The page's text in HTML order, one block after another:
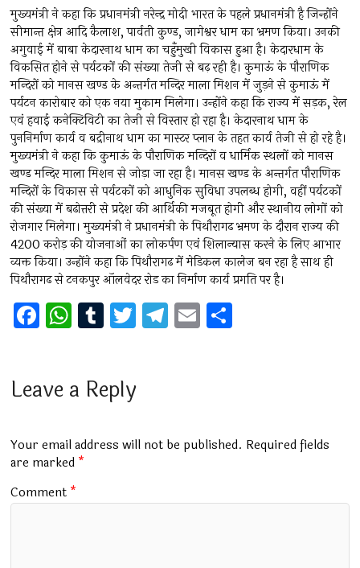
मुख्यमंत्री ने कहा कि प्रधानमंत्री नरेन्द्र मोदी भारत के पहले प्रधानमंत्री है जिन्होंने
सीमान्त क्षेत्र आदि कैलाश, पार्वती कुण्ड, जागेश्वर धाम का भ्रमण किया। उनकी
अगुवाई में बाबा केदारनाथ धाम का चहुँमुखी विकास हुआ है। केदारधाम के
विकसित होने से पर्यटकों की संख्या तेजी से बढ़ रही है। कुमाऊं के पौराणिक
मन्दिरों को मानस खण्ड के अन्तर्गत मन्दिर माला मिशन में जुड़ने से कुमाऊं में
पर्यटन कारोबार को एक नया मुकाम मिलेगा। उन्होंने कहा कि राज्य में सड़क, रेल
एवं हवाई कनेक्टिविटी का तेजी से विस्तार हो रहा है। केदारनाथ धाम के
पुननिर्माण कार्य व बद्रीनाथ धाम का मास्टर प्लान के तहत कार्य तेजी से हो रहे है।
मुख्यमंत्री ने कहा कि कुमाऊं के पौराणिक मन्दिरों व धार्मिक स्थलों को मानस
खण्ड मन्दिर माला मिशन से जोड़ा जा रहा है। मानस खण्ड के अन्तर्गत पौराणिक
मन्दिरों के विकास से पर्यटकों को आधुनिक सुविधा उपलब्ध होगी, वहीं पर्यटकों
की संख्या में बढोत्तरी से प्रदेश की आर्थिकी मजबूत होगी और स्थानीय लोगों को
रोजगार मिलेगा। मुख्यमंत्री ने प्रधानमंत्री के पिथौरागढ भ्रमण के दौरान राज्य की
4200 करोड़ की योजनाओं का लोकर्पण एवं शिलान्यास करने के लिए आभार
व्यक्त किया। उन्होंने कहा कि पिथौरागढ में मेडिकल कालेज बन रहा है साथ ही
पिथौरागढ से टनकपुर ऑलवेदर रोड का निर्माण कार्य प्रगति पर है।
F
a
b
o
k
W
h
s
p
p
T
u
bl
T
wi
er
T
el
m
E
m
Leave a Reply
Your email address will not be published. Required fields
are marked *
Comment *